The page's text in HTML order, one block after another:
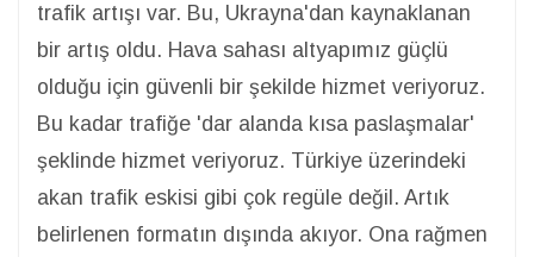
trafik artışı var. Bu, Ukrayna'dan kaynaklanan
bir artış oldu. Hava sahası altyapımız güçlü
olduğu için güvenli bir şekilde hizmet veriyoruz.
Bu kadar trafiğe 'dar alanda kısa paslaşmalar'
şeklinde hizmet veriyoruz. Türkiye üzerindeki
akan trafik eskisi gibi çok regüle değil. Artık
belirlenen formatın dışında akıyor. Ona rağmen